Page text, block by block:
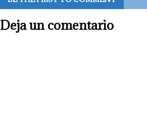
Deja un comentario